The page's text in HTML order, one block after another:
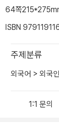
64쪽
ISBN
주제분류
외국어 > 외국